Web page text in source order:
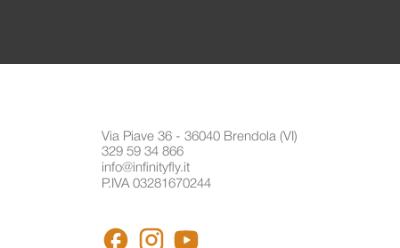
Via Piave 36 - 36040 Brendola (VI)
329 59 34 866
info@infinityfly.it
P.IVA 03281670244
FACEBOOKINSTAGRAM